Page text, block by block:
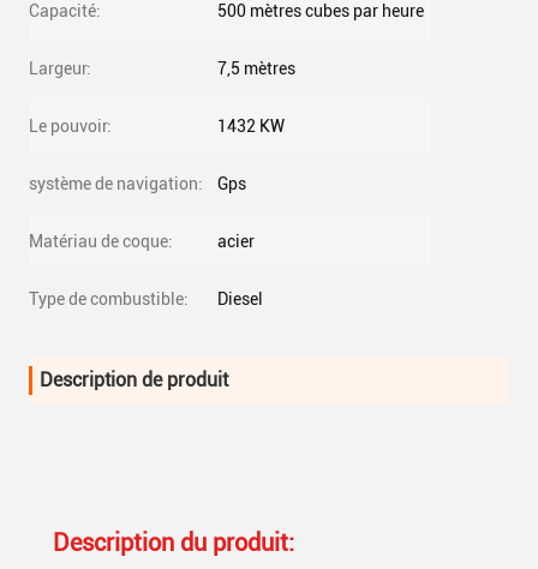
Capacité: 500 mètres cubes par heure
Largeur: 7,5 mètres
Le pouvoir: 1432 KW
système de navigation: Gps
Matériau de coque: acier
Type de combustible: Diesel
Description de produit
Description du produit: